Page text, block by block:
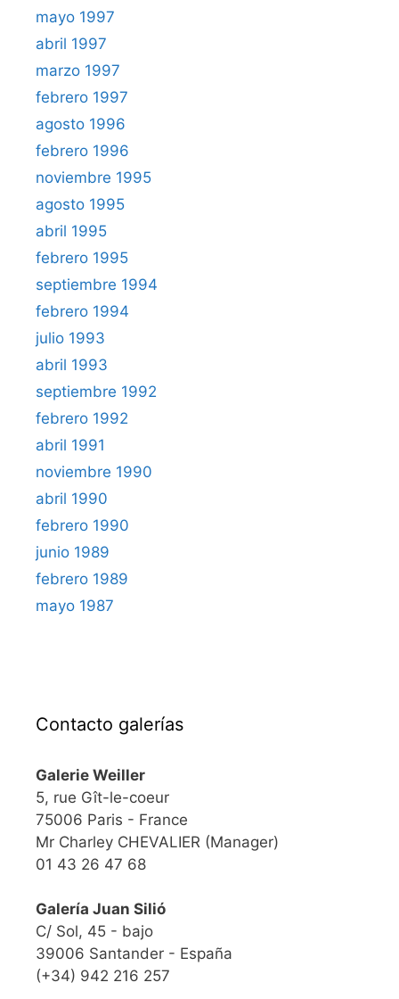
mayo 1997
abril 1997
marzo 1997
febrero 1997
agosto 1996
febrero 1996
noviembre 1995
agosto 1995
abril 1995
febrero 1995
septiembre 1994
febrero 1994
julio 1993
abril 1993
septiembre 1992
febrero 1992
abril 1991
noviembre 1990
abril 1990
febrero 1990
junio 1989
febrero 1989
mayo 1987
Contacto galerías
Galerie Weiller
5, rue Gît-le-coeur
75006 Paris - France
Mr Charley CHEVALIER (Manager)
01 43 26 47 68
Galería Juan Silió
C/ Sol, 45 - bajo
39006 Santander - España
(+34) 942 216 257